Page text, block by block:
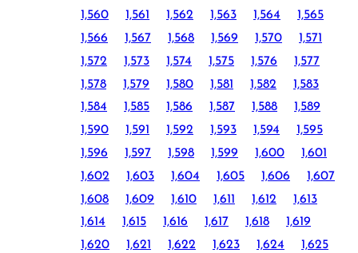
1,560
1,561 1,562 1,563 1,564
1,565
1,566
1,567 1,568 1,569 1,570
1,571
1,572
1,573 1,574 1,575 1,576
1,577
1,578
1,579 1,580 1,581 1,582
1,583
1,584
1,585 1,586 1,587 1,588
1,589
1,590
1,591 1,592 1,593 1,594
1,595
1,596
1,597 1,598 1,599 1,600
1,601
1,602
1,603 1,604 1,605 1,606
1,607
1,608
1,609 1,610 1,611 1,612
1,613
1,614
1,615 1,616 1,617 1,618
1,619
1,620
1,621 1,622 1,623 1,624
1,625